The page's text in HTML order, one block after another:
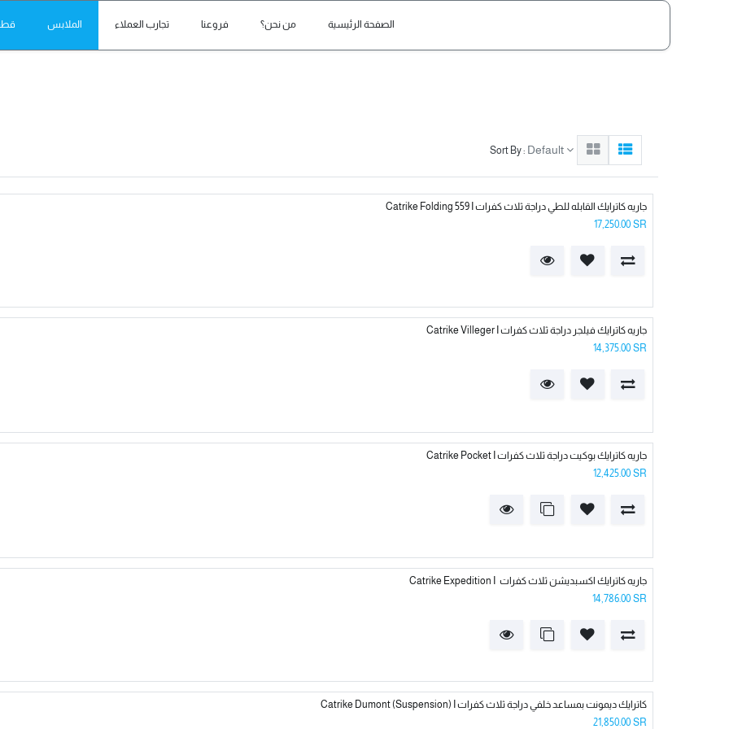
الملابس تجارب العملاء فروعنا من نحن؟ الصفحة الرئيسية
Sort By : Default
Catrike Folding 559 I جاريه كاترايك القابله للطي دراجة ثلاث كفرات
17,250.00 SR
Catrike Villeger I جاريه كاترايك فيلجر دراجة ثلاث كفرات
14,375.00 SR
Catrike Pocket I جاريه كاترايك بوكيت دراجة ثلاث كفرات
12,425.00 SR
Catrike Expedition I جاريه كاترايك اكسبديشن ثلاث كفرات
14,786.00 SR
Catrike Dumont (Suspension) I كاترايك ديمونت بمساعد خلفي دراجة ثلاث كفرات
21,850.00 SR